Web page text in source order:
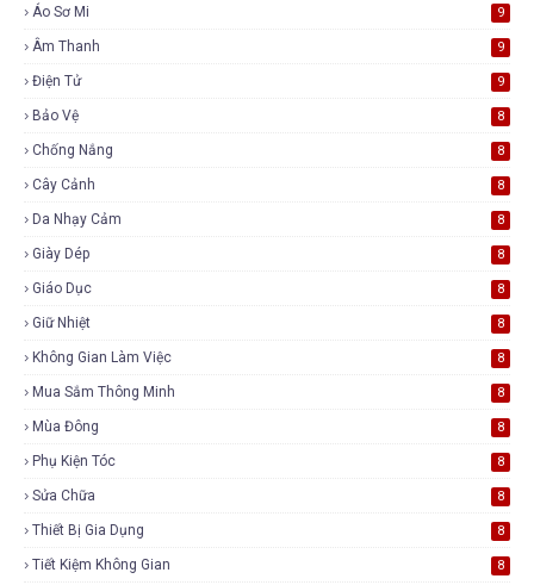
Áo Sơ Mi 9
Âm Thanh 9
Điện Tử 9
Bảo Vệ 8
Chống Nắng 8
Cây Cảnh 8
Da Nhạy Cảm 8
Giày Dép 8
Giáo Dục 8
Giữ Nhiệt 8
Không Gian Làm Việc 8
Mua Sắm Thông Minh 8
Mùa Đông 8
Phụ Kiện Tóc 8
Sửa Chữa 8
Thiết Bị Gia Dụng 8
Tiết Kiệm Không Gian 8